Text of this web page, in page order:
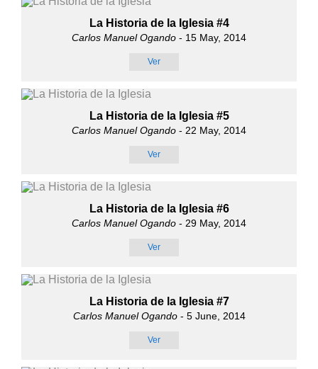
La Historia de la Iglesia #4
Carlos Manuel Ogando - 15 May, 2014
Ver
La Historia de la Iglesia #5
Carlos Manuel Ogando - 22 May, 2014
Ver
La Historia de la Iglesia #6
Carlos Manuel Ogando - 29 May, 2014
Ver
La Historia de la Iglesia #7
Carlos Manuel Ogando- 5 June, 2014
Ver